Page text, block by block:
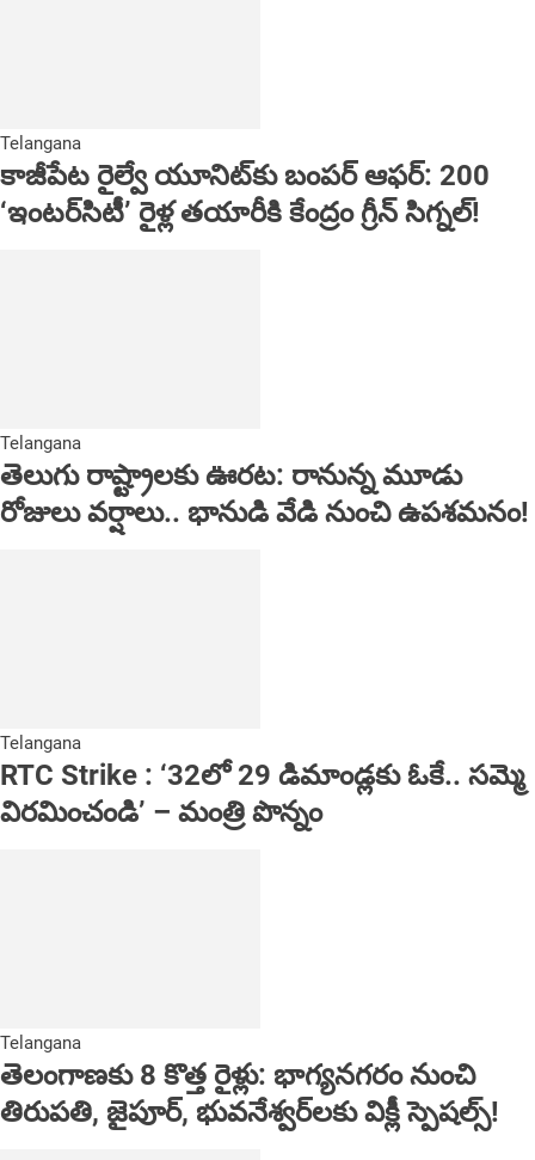
Telangana
కాజీపేట రైల్వే యూనిట్‌కు బంపర్ ఆఫర్: 200
‘ఇంటర్‌సిటీ’ రైళ్ల తయారీకి కేంద్రం గ్రీన్ సిగ్నల్!
Telangana
తెలుగు రాష్ట్రాలకు ఊరట: రానున్న మూడు
రోజులు వర్షాలు.. భానుడి వేడి నుంచి ఉపశమనం!
Telangana
RTC Strike : ‘32లో 29 డిమాండ్లకు ఓకే.. సమ్మె
విరమించండి’ – మంత్రి పొన్నం
Telangana
తెలంగాణకు 8 కొత్త రైళ్లు: భాగ్యనగరం నుంచి
తిరుపతి, జైపూర్, భువనేశ్వర్‌లకు విక్లీ స్పెషల్స్!